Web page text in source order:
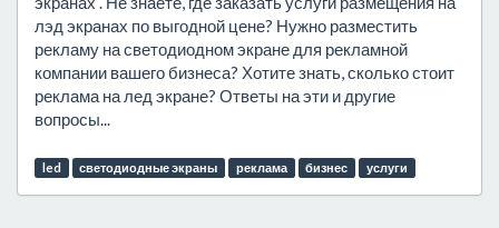
лэд экранах по выгодной цене? Нужно разместить
рекламу на светодиодном экране для рекламной
компании вашего бизнеса? Хотите знать, сколько стоит
реклама на лед экране? Ответы на эти и другие
вопросы...
led светодиодные экраны реклама бизнес услуги